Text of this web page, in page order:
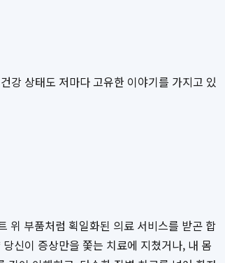
강 상태도 저마다 고유한 이야기를 가지고 있
위 부품처럼 획일화된 의료 서비스를 받곤 합
신이 증상만을 쫓는 치료에 지쳤거나, 내 몸